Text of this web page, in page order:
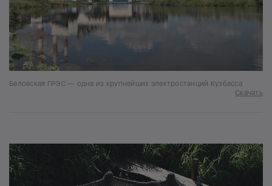
Беловская ГРЭС — одна из крупнейших электростанций Кузбасса
Скачать